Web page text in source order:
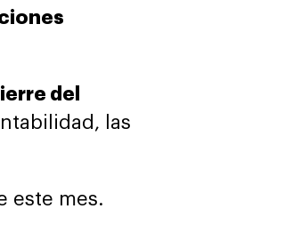
del
las
este mes.